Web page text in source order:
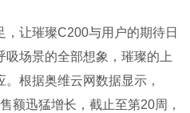
让璀璨C200与用户的期待日
场景的全部想象，璀璨的上
根据奥维云网数据显示，
额迅猛增长，截止至第20周，